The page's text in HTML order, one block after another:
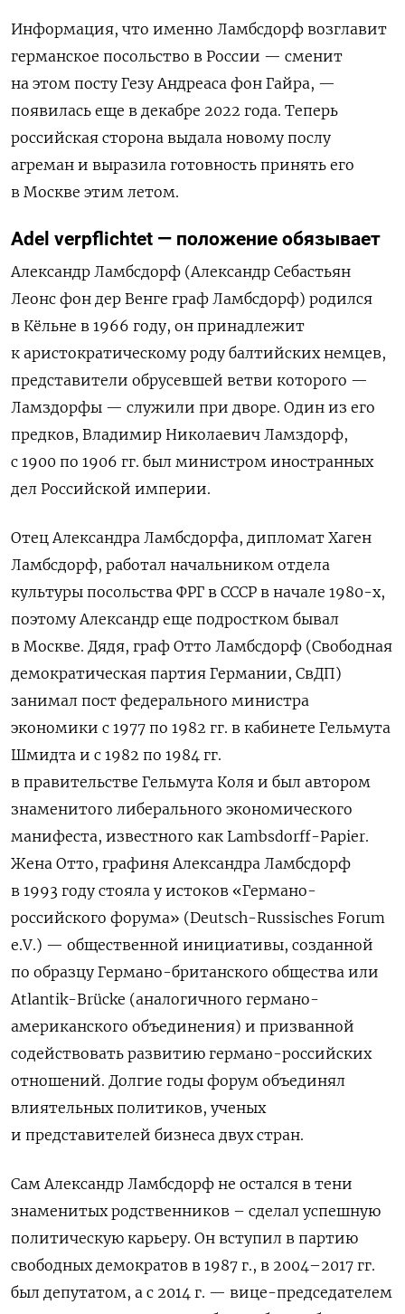
Информация, что именно Ламбсдорф возглавит
германское посольство в России — сменит
на этом посту Гезу Андреаса фон Гайра, —
появилась еще в декабре 2022 года. Теперь
российская сторона выдала новому послу
агреман и выразила готовность принять его
в Москве этим летом.
Adel verpflichtet — положение обязывает
Александр Ламбсдорф (Александр Себастьян
Леонс фон дер Венге граф Ламбсдорф) родился
в Кёльне в 1966 году, он принадлежит
к аристократическому роду балтийских немцев,
представители обрусевшей ветви которого —
Ламздорфы — служили при дворе. Один из его
предков, Владимир Николаевич Ламздорф,
с 1900 по 1906 гг. был министром иностранных
дел Российской империи.
Отец Александра Ламбсдорфа, дипломат Хаген
Ламбсдорф, работал начальником отдела
культуры посольства ФРГ в СССР в начале 1980-х,
поэтому Александр еще подростком бывал
в Москве. Дядя, граф Отто Ламбсдорф (Свободная
демократическая партия Германии, СвДП)
занимал пост федерального министра
экономики с 1977 по 1982 гг. в кабинете Гельмута
Шмидта и с 1982 по 1984 гг.
в правительстве Гельмута Коля и был автором
знаменитого либерального экономического
манифеста, известного как Lambsdorff-Papier.
Жена Отто, графиня Александра Ламбсдорф
в 1993 году стояла у истоков «Германо-
российского форума» (Deutsch-Russisches Forum
e.V.) — общественной инициативы, созданной
по образцу Германо-британского общества или
Atlantik-Brücke (аналогичного германо-
американского объединения) и призванной
содействовать развитию германо-российских
отношений. Долгие годы форум объединял
влиятельных политиков, ученых
и представителей бизнеса двух стран.
Сам Александр Ламбсдорф не остался в тени
знаменитых родственников – сделал успешную
политическую карьеру. Он вступил в партию
свободных демократов в 1987 г., в 2004–2017 гг.
был депутатом, а с 2014 г. — вице-председателем